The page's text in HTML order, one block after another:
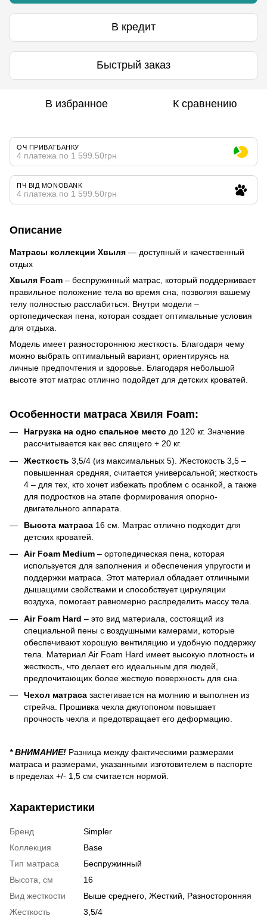
В кредит
Быстрый заказ
В избранное К сравнению
ОЧ ПРИВАТБАНКУ
4 платежа по 1 599.50грн
ПЧ ВІД MONOBANK
4 платежа по 1 599.50грн
Описание
Матрасы коллекции Хвыля — доступный и качественный
отдых
Хвыля Foam – беспружинный матрас, который поддерживает
правильное положение тела во время сна, позволяя вашему
телу полностью расслабиться. Внутри модели –
ортопедическая пена, которая создает оптимальные условия
для отдыха.
Модель имеет разностороннюю жесткость. Благодаря чему
можно выбрать оптимальный вариант, ориентируясь на
личные предпочтения и здоровье. Благодаря небольшой
высоте этот матрас отлично подойдет для детских кроватей.
Особенности матраса Хвиля Foam:
Нагрузка на одно спальное место до 120 кг. Значение
рассчитывается как вес спящего + 20 кг.
Жесткость 3,5/4 (из максимальных 5). Жестокость 3,5 –
повышенная средняя, ​​считается универсальной; жесткость
4 – для тех, кто хочет избежать проблем с осанкой, а также
для подростков на этапе формирования опорно-
двигательного аппарата.
Высота матраса 16 см. Матрас отлично подходит для
детских кроватей.
Air Foam Medium – ортопедическая пена, которая
используется для заполнения и обеспечения упругости и
поддержки матраса. Этот материал обладает отличными
дышащими свойствами и способствует циркуляции
воздуха, помогает равномерно распределить массу тела.
Air Foam Hard – это вид материала, состоящий из
специальной пены с воздушными камерами, которые
обеспечивают хорошую вентиляцию и удобную поддержку
тела. Материал Air Foam Hard имеет высокую плотность и
жесткость, что делает его идеальным для людей,
предпочитающих более жесткую поверхность для сна.
Чехол матраса застегивается на молнию и выполнен из
стрейча. Прошивка чехла джутопоном повышает
прочность чехла и предотвращает его деформацию.
* ВНИМАНИЕ! Разница между фактическими размерами
матраса и размерами, указанными изготовителем в паспорте
в пределах +/- 1,5 см считается нормой.
Характеристики
Бренд
Simpler
Коллекция
Base
Тип матраса
Беспружинный
Высота, см
16
Вид жесткости
Выше среднего, Жесткий, Разносторонняя
Жесткость
3,5/4